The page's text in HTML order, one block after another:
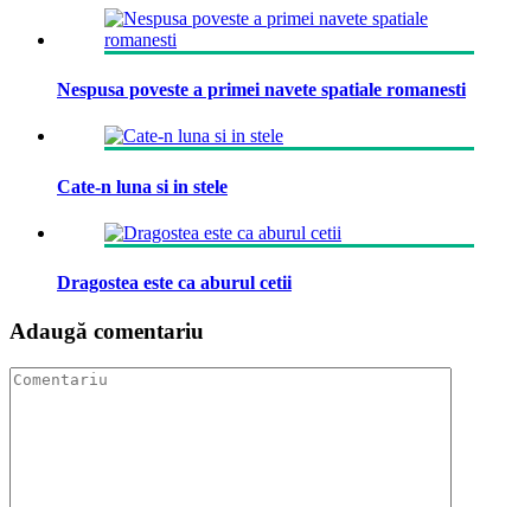
Nespusa poveste a primei navete spatiale romanesti
Cate-n luna si in stele
Dragostea este ca aburul cetii
Adaugă comentariu